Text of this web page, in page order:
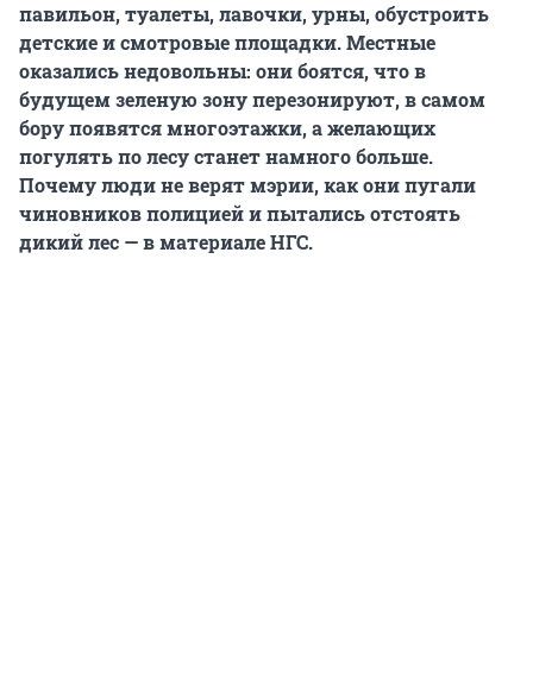
павильон, туалеты, лавочки, урны, обустроить
детские и смотровые площадки. Местные
оказались недовольны: они боятся, что в
будущем зеленую зону перезонируют, в самом
бору появятся многоэтажки, а желающих
погулять по лесу станет намного больше.
Почему люди не верят мэрии, как они пугали
чиновников полицией и пытались отстоять
дикий лес — в материале НГС.